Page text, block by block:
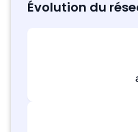
Évolution du